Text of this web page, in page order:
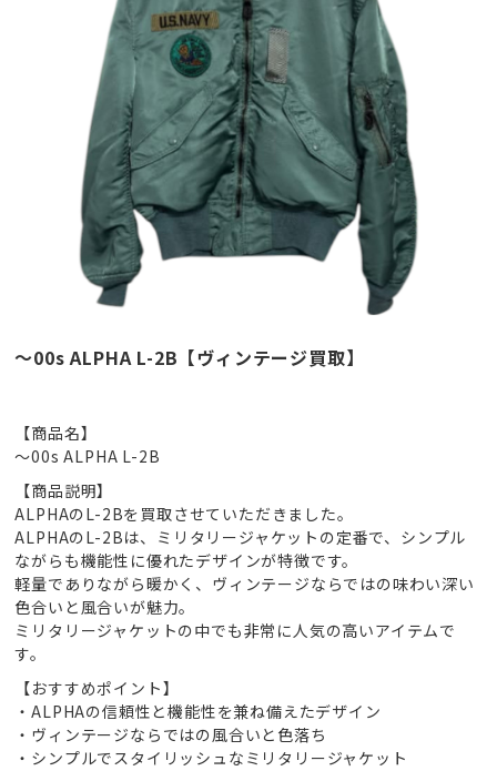
～00s ALPHA L-2B【ヴィンテージ買取】
【商品名】
～00s ALPHA L-2B
【商品説明】
ALPHAのL-2Bを買取させていただきました。
ALPHAのL-2Bは、ミリタリージャケットの定番で、シンプル
ながらも機能性に優れたデザインが特徴です。
軽量でありながら暖かく、ヴィンテージならではの味わい深い
色合いと風合いが魅力。
ミリタリージャケットの中でも非常に人気の高いアイテムで
す。
【おすすめポイント】
・ALPHAの信頼性と機能性を兼ね備えたデザイン
・ヴィンテージならではの風合いと色落ち
・シンプルでスタイリッシュなミリタリージャケット